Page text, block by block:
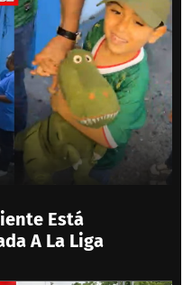
Está
A La Liga